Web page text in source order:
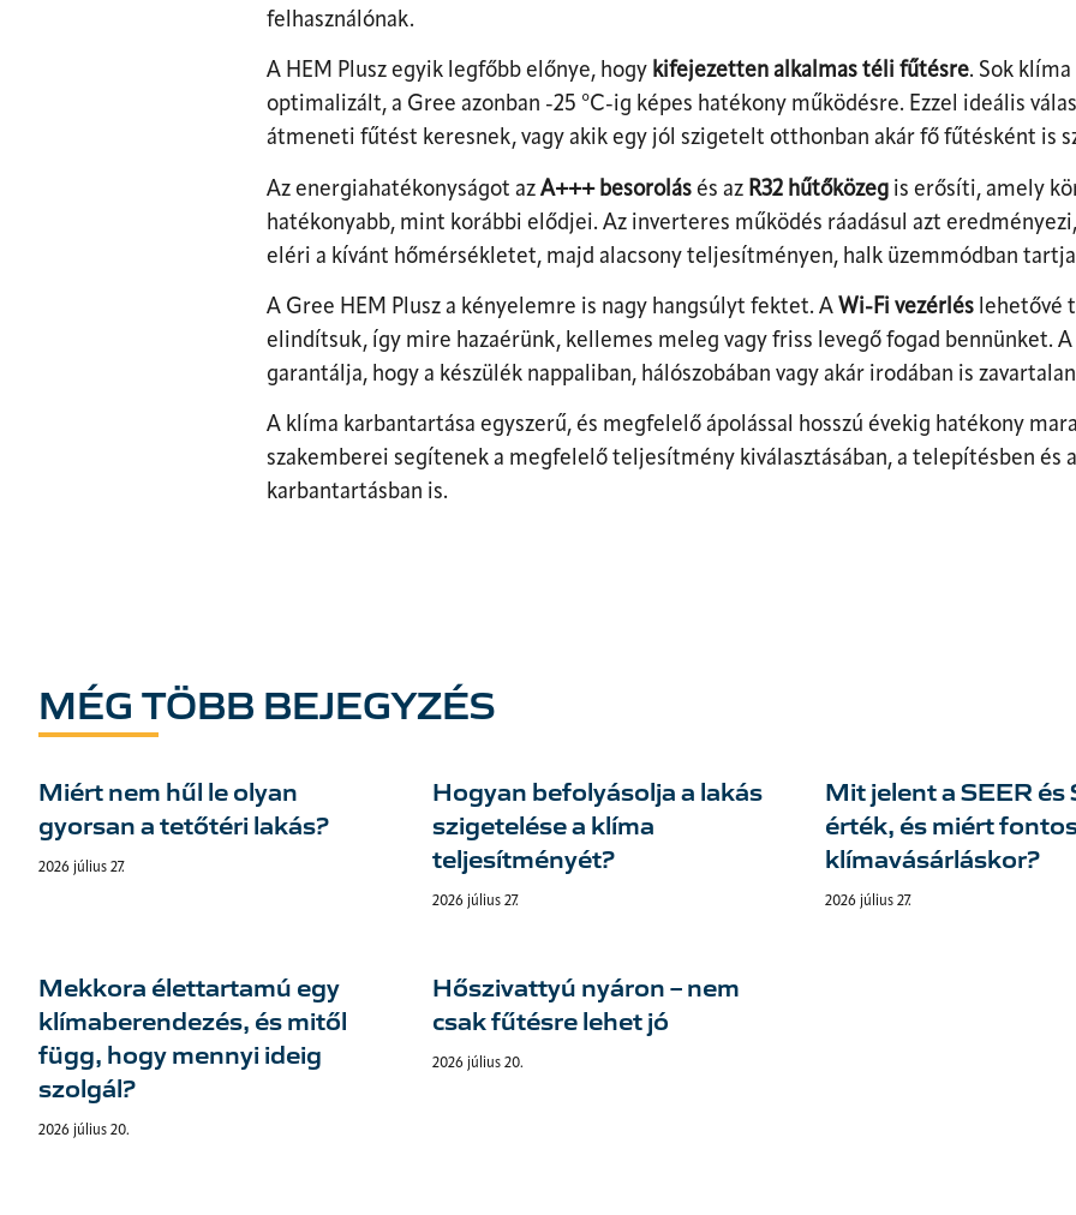
felhasználónak.
A HEM Plusz egyik legfőbb előnye, hogy kifejezetten alkalmas téli fűtésre. Sok
optimalizált, a Gree azonban -25 °C-ig képes hatékony működésre. Ezzel ideális
átmeneti fűtést keresnek, vagy akik egy jól szigetelt otthonban akár fő fűtésként is
Az energiahatékonyságot az A+++ besorolás és az R32 hűtőközeg is erősíti, amely
hatékonyabb, mint korábbi elődjei. Az inverteres működés ráadásul azt
eléri a kívánt hőmérsékletet, majd alacsony teljesítményen, halk üzemmódban
A Gree HEM Plusz a kényelemre is nagy hangsúlyt fektet. A Wi-Fi vezérlés lehetővé
elindítsuk, így mire hazaérünk, kellemes meleg vagy friss levegő fogad bennünket.
garantálja, hogy a készülék nappaliban, hálószobában vagy akár irodában is
A klíma karbantartása egyszerű, és megfelelő ápolással hosszú évekig hatékony
szakemberei segítenek a megfelelő teljesítmény kiválasztásában, a telepítésben és
karbantartásban is.
MÉG TÖBB BEJEGYZÉS
Miért nem hűl le olyan
gyorsan a tetőtéri lakás?
2026 július 27.
Hogyan befolyásolja a lakás
szigetelése a klíma
teljesítményét?
2026 július 27.
Mit jelent a SEER és
érték, és miért
klímavásárláskor?
2026 július 27.
Mekkora élettartamú egy
klímaberendezés, és mitől
függ, hogy mennyi ideig
szolgál?
2026 július 20.
Hőszivattyú nyáron – nem
csak fűtésre lehet jó
2026 július 20.